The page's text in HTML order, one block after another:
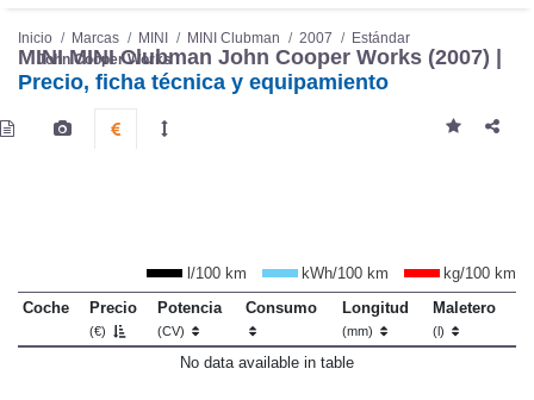
Inicio Marcas MINI MINI Clubman 2007
Estándar
John Cooper Works
MINI MINI Clubman John Cooper Works (2007) |
Precio, ficha técnica y equipamiento
l/100 km kWh/100 km
kg/100 km
Coche
Precio
(€)
Potencia
(CV)
Consumo Longitud
(mm)
Maletero
(l)
No data available in table